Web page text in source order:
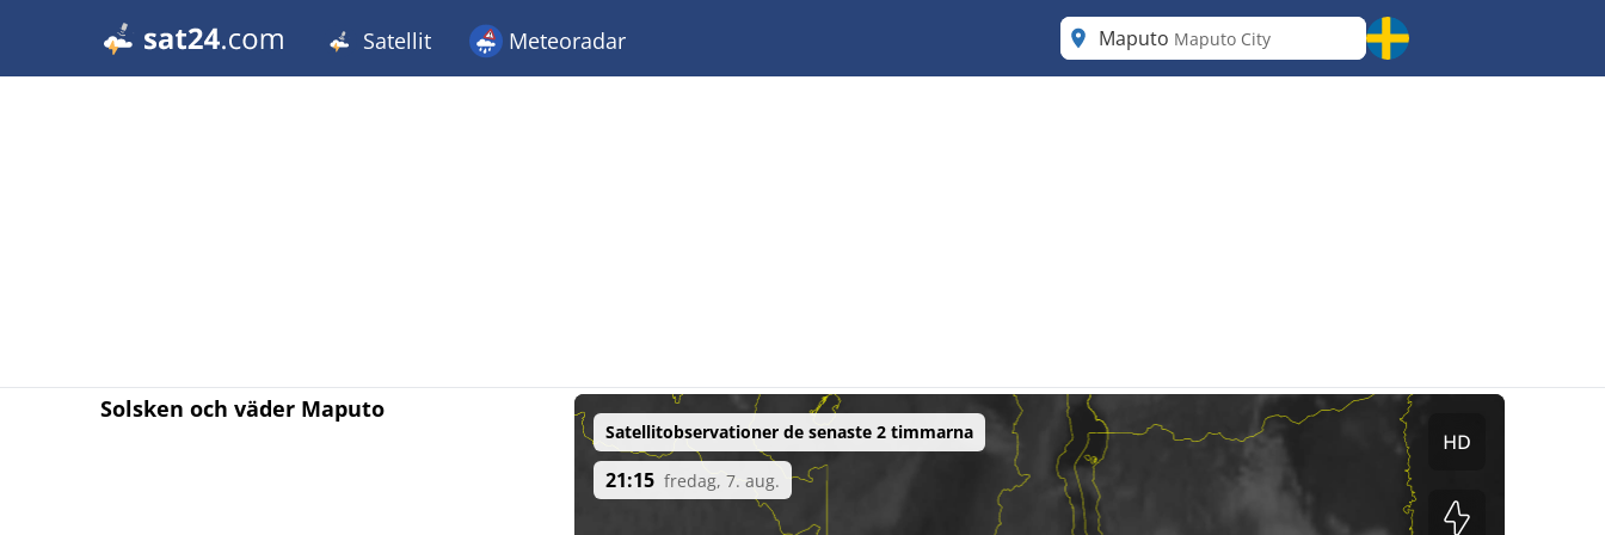
Satellit Meteoradar Maputo Maputo City
Solsken och väder Maputo
Satellitobservationer de senaste 2 timmarna
21:15 fredag, 7. aug.